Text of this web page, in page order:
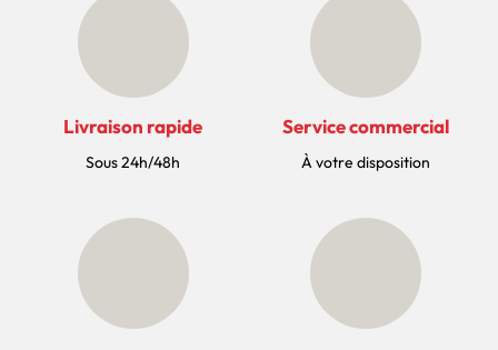
Livraison rapide
Sous 24h/48h
Service commercial
À votre disposition